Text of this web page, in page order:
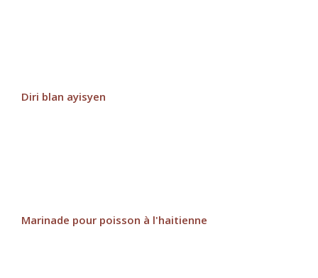
Diri blan ayisyen
Marinade pour poisson à l'haitienne